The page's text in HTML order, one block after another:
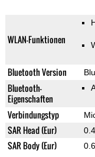
WLAN-Funktionen
Bluetooth Version
Bluetooth-
Eigenschaften
Verbindungstyp
SAR Head (Eur)
SAR Body (Eur)